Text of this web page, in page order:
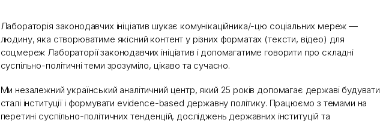
Лабораторія законодавчих ініціатив шукає комунікаційника/-цю соціальних мереж —
людину, яка створюватиме якісний контент у різних форматах (тексти, відео) для
соцмереж Лабораторії законодавчих ініціатив і допомагатиме говорити про складні
суспільно-політичні теми зрозуміло, цікаво та сучасно.
Ми незалежний український аналітичний центр, який 25 років допомагає державі будувати
сталі інституції і формувати evidence-based державну політику. Працюємо з темами на
перетині суспільно-політичних тенденцій, досліджень державних інституцій та